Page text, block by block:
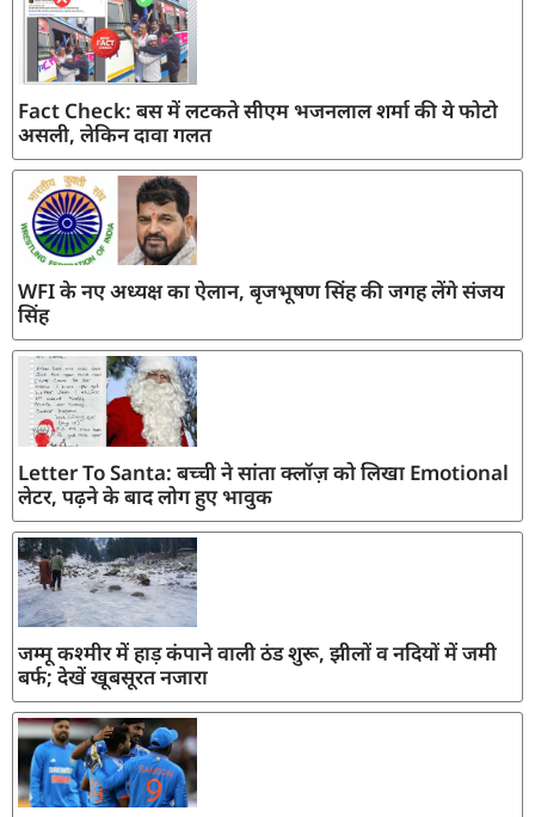
Fact Check: बस में लटकते सीएम भजनलाल शर्मा की ये फोटो
असली, लेकिन दावा गलत
WFI के नए अध्यक्ष का ऐलान, बृजभूषण सिंह की जगह लेंगे संजय
सिंह
Letter To Santa: बच्ची ने सांता क्लॉज़ को लिखा Emotional
लेटर, पढ़ने के बाद लोग हुए भावुक
जम्मू कश्मीर में हाड़ कंपाने वाली ठंड शुरू, झीलों व नदियों में जमी
बर्फ; देखें खूबसूरत नजारा